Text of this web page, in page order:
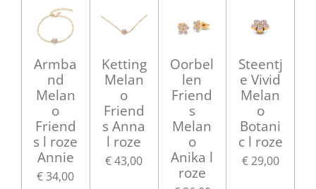
Armba
nd
Melan
o
Friend
s l roze
Annie
€ 34,00
Ketting
Melan
o
Friend
s Anna
l roze
€ 43,00
Oorbel
len
Friend
s
Melan
o
Anika l
roze
Steentj
e Vivid
Melan
o
Botani
c l roze
€ 29,00